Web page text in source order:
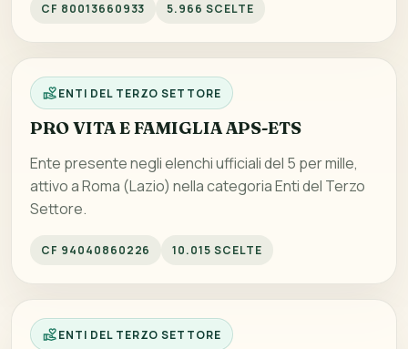
CF 80013660933 5.966 SCELTE
ENTI DEL TERZO SETTORE
PRO VITA E FAMIGLIA APS-ETS
Ente presente negli elenchi ufficiali del 5 per mille,
attivo a Roma (Lazio) nella categoria Enti del Terzo
Settore.
CF 94040860226 10.015 SCELTE
ENTI DEL TERZO SETTORE